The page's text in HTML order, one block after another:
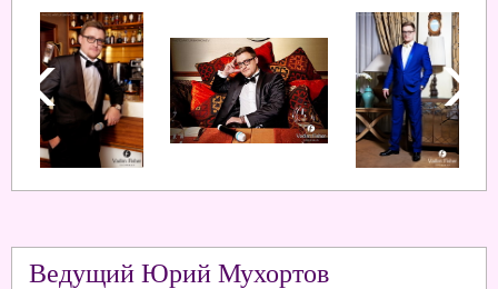
Ведущий Юрий Мухортов